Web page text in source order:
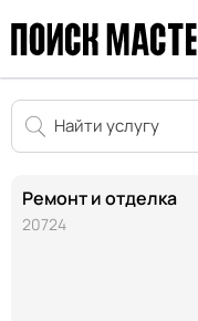
Ремонт и отделка
20724